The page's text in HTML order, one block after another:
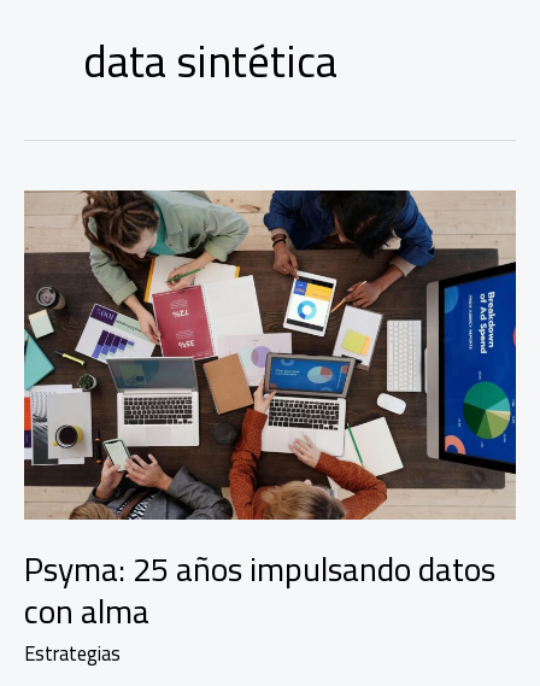
data sintética
Psyma: 25 años impulsando datos
con alma
Estrategias